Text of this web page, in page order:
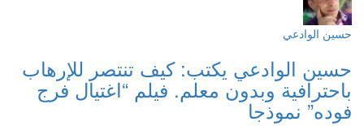
حسين الوادعي
حسين الوادعي يكتب: كيف تنتصر للإرهاب
باحترافية وبدون معلم. فيلم “اغتيال فرج
فوده” نموذجا